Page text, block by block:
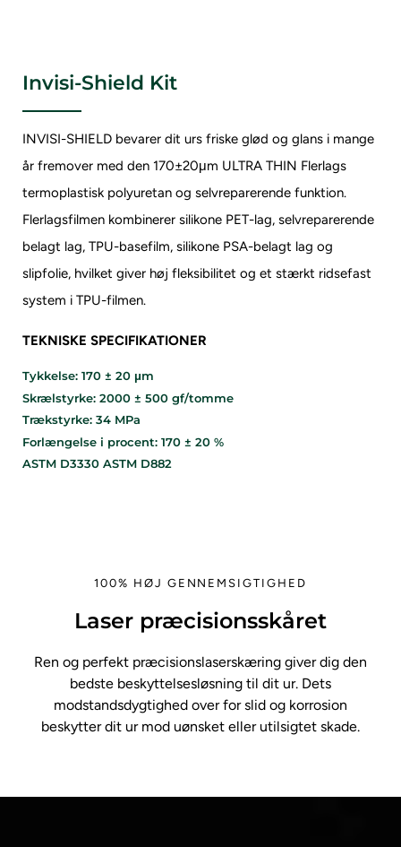
Invisi-Shield Kit
INVISI-SHIELD bevarer dit urs friske glød og glans i mange
år fremover med den 170±20μm ULTRA THIN Flerlags
termoplastisk polyuretan og selvreparerende funktion.
Flerlagsfilmen kombinerer silikone PET-lag, selvreparerende
belagt lag, TPU-basefilm, silikone PSA-belagt lag og
slipfolie, hvilket giver høj fleksibilitet og et stærkt ridsefast
system i TPU-filmen.
TEKNISKE SPECIFIKATIONER
Tykkelse: 170 ± 20 μm
Skrælstyrke: 2000 ± 500 gf/tomme
Trækstyrke: 34 MPa
Forlængelse i procent: 170 ± 20 %
ASTM D3330 ASTM D882
100% HØJ GENNEMSIGTIGHED
Laser præcisionsskåret
Ren og perfekt præcisionslaserskæring giver dig den
bedste beskyttelsesløsning til dit ur. Dets
modstandsdygtighed over for slid og korrosion
beskytter dit ur mod uønsket eller utilsigtet skade.